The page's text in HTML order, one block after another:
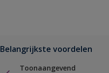
Belangrijkste voordelen
Toonaangevend